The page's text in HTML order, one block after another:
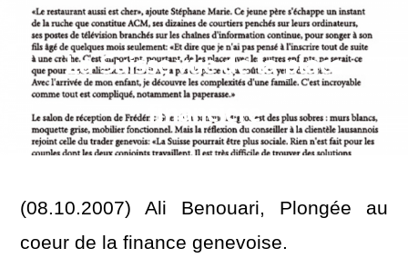
La Suisse vue de la place
financière
(08.10.2007) Ali Benouari, Plongée au
coeur de la finance genevoise.